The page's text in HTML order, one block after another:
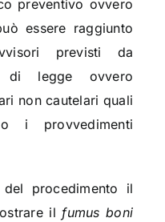
preventivo ovvero
essere raggiunto
previsti da
di legge ovvero
non cautelari quali
i provvedimenti
procedimento il
ilfumus boni